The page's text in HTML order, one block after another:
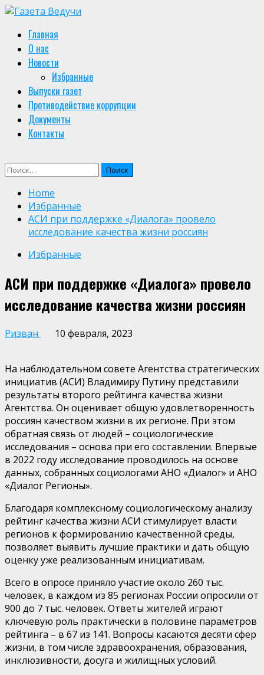
Skip
content
Primary
Menu
Главная
О нас
Новости
Избранные
Выпуски газет
Противодействие коррупции
Документы
Контакты
Найти:
Home
Избранные
АСИ при поддержке «Диалога» провело
исследование качества жизни россиян
Избранные
АСИ при поддержке «Диалога» провело
исследование качества жизни россиян
Ризван 10 февраля, 2023
На наблюдательном совете Агентства стратегических
инициатив (АСИ) Владимиру Путину представили
результаты второго рейтинга качества жизни
Агентства. Он оценивает общую удовлетворенность
россиян качеством жизни в их регионе. При этом
обратная связь от людей – социологические
исследования – основа при его составлении. Впервые
в 2022 году исследование проводилось на основе
данных, собранных социологами АНО «Диалог» и АНО
«Диалог Регионы».
Благодаря комплексному социологическому анализу
рейтинг качества жизни АСИ стимулирует власти
регионов к формированию качественной среды,
позволяет выявить лучшие практики и дать общую
оценку уже реализованным инициативам.
Всего в опросе приняло участие около 260 тыс.
человек, в каждом из 85 регионах России опросили от
900 до 7 тыс. человек. Ответы жителей играют
ключевую роль практически в половине параметров
рейтинга – в 67 из 141. Вопросы касаются десяти сфер
жизни, в том числе здравоохранения, образования,
инклюзивности, досуга и жилищных условий.